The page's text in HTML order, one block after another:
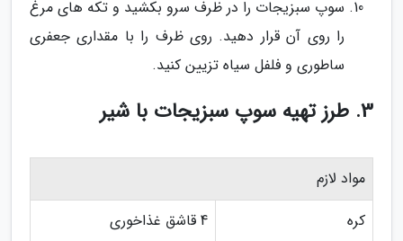
سوپ سبزیجات را در ظرف سرو بکشید و تکه های مرغ
را روی آن قرار دهید. روی ظرف را با مقداری جعفری
ساطوری و فلفل سیاه تزیین کنید.
3. طرز تهیه سوپ سبزیجات با شیر
مواد لازم
کره
4 قاشق غذاخوری